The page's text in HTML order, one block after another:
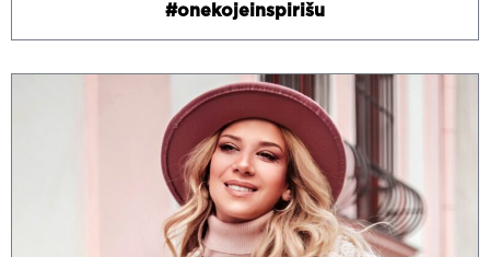
#onekojeinspirišu